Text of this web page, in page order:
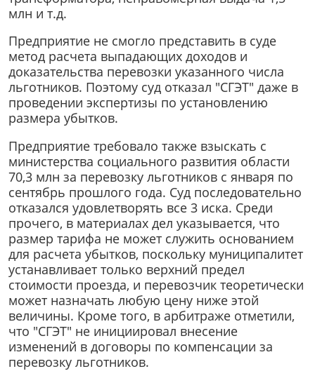
млн и т.д.
Предприятие не смогло представить в суде
метод расчета выпадающих доходов и
доказательства перевозки указанного числа
льготников. Поэтому суд отказал "СГЭТ" даже в
проведении экспертизы по установлению
размера убытков.
Предприятие требовало также взыскать с
министерства социального развития области
70,3 млн за перевозку льготников с января по
сентябрь прошлого года. Суд последовательно
отказался удовлетворять все 3 иска. Среди
прочего, в материалах дел указывается, что
размер тарифа не может служить основанием
для расчета убытков, поскольку муниципалитет
устанавливает только верхний предел
стоимости проезда, и перевозчик теоретически
может назначать любую цену ниже этой
величины. Кроме того, в арбитраже отметили,
что "СГЭТ" не инициировал внесение
изменений в договоры по компенсации за
перевозку льготников.